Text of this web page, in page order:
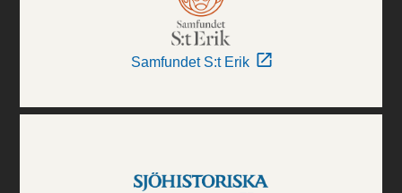
Samfundet S:t Erik